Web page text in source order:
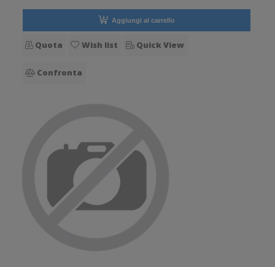
Aggiungi al carrello
Quota Wish list Quick View
Confronta